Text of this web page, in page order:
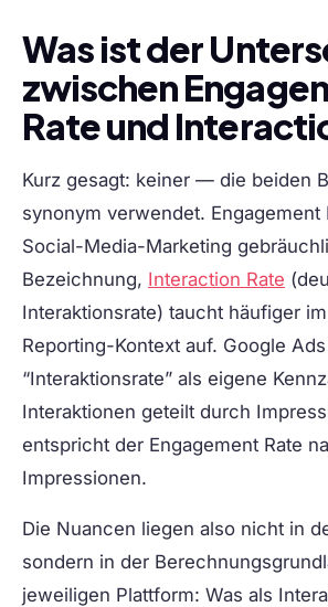
Was ist der
zwischen
Rate und
Kurz gesagt: keiner — die beiden
synonym verwendet. Engagement
Social-Media-Marketing
Bezeichnung, Interaction Rate
Interaktionsrate) taucht häufiger
Reporting-Kontext auf. Google
“Interaktionsrate” als eigene
Interaktionen geteilt durch
entspricht der Engagement Rate
Impressionen.
Die Nuancen liegen also nicht in
sondern in der
jeweiligen Plattform: Was als